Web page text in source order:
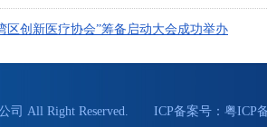
区创新医疗协会”筹备启动大会成功举办
司 All Right Reserved. ICP备案号： 粤ICP